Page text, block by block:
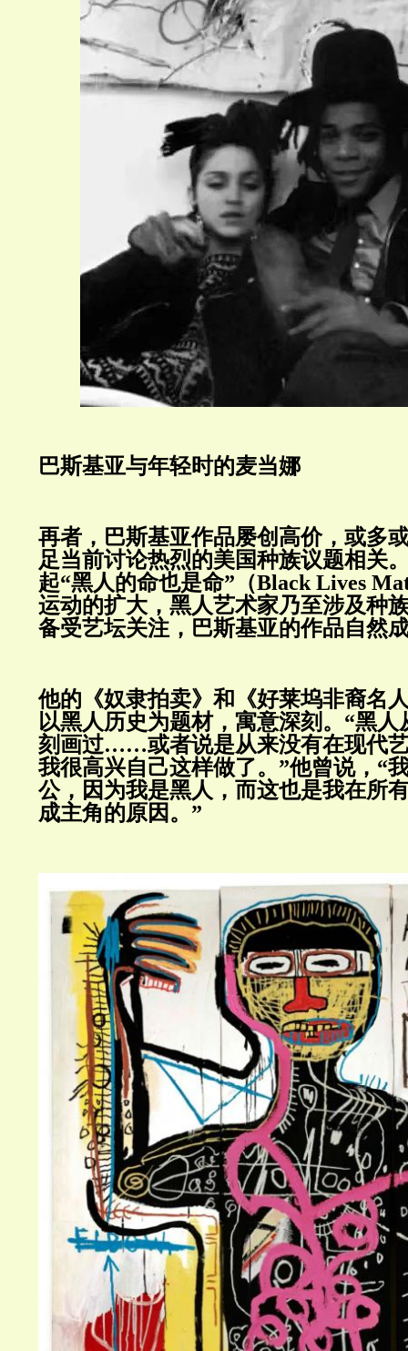
巴斯基亚与年轻时的麦当娜
再者，巴斯基亚作品屡创高价，或多
足当前讨论热烈的美国种族议题相关
起“黑人的命也是命”（Black Lives
运动的扩大，黑人艺术家乃至涉及种
备受艺坛关注，巴斯基亚的作品自然
他的《奴隶拍卖》和《好莱坞非裔名
以黑人历史为题材，寓意深刻。“黑
刻画过……或者说是从来没有在现代
我很高兴自己这样做了。”他曾说，“
公，因为我是黑人，而这也是我在所
成主角的原因。”